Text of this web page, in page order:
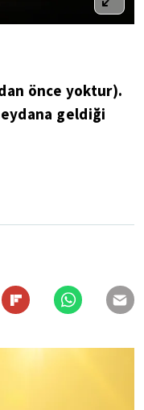
önce yoktur).
geldiği